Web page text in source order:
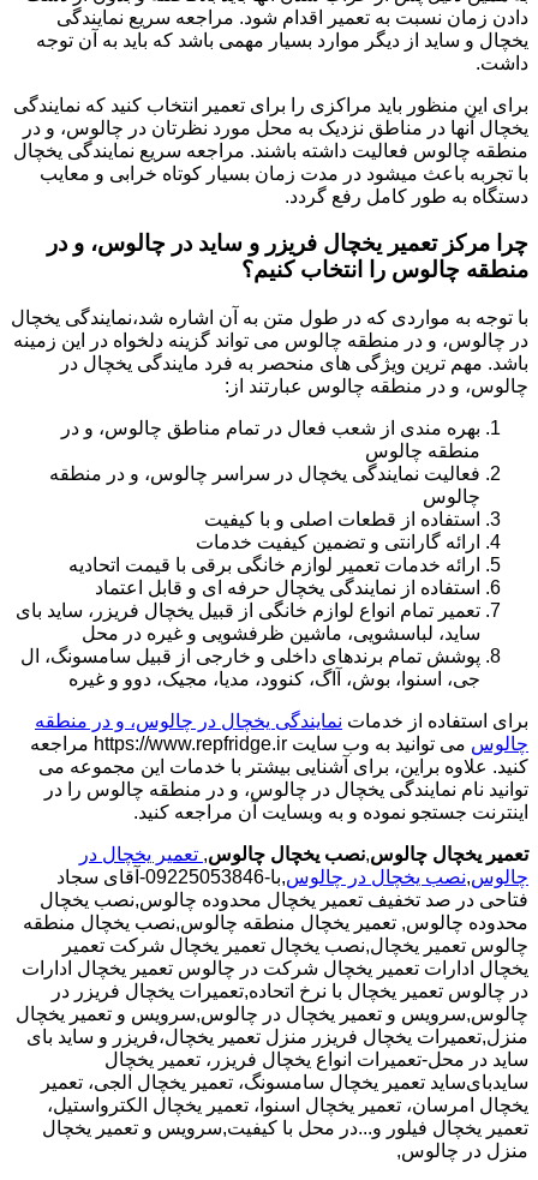
دادن زمان نسبت به تعمیر اقدام شود. مراجعه سریع نمایندگی
یخچال و ساید از دیگر موارد بسیار مهمی باشد که باید به آن توجه
داشت.
برای این منظور باید مراکزی را برای تعمیر انتخاب کنید که نمایندگی
یخچال آنها در مناطق نزدیک به محل مورد نظرتان در چالوس، و در
منطقه چالوس فعالیت داشته باشند. مراجعه سریع نمایندگی یخچال
با تجربه باعث میشود در مدت زمان بسیار کوتاه خرابی و معایب
دستگاه به طور کامل رفع گردد.
چرا مرکز تعمیر یخچال فریزر و ساید در چالوس، و در
منطقه چالوس را انتخاب کنیم؟
با توجه به مواردی که در طول متن به آن اشاره شد،نمایندگی یخچال
در چالوس، و در منطقه چالوس می تواند گزینه دلخواه در این زمینه
باشد. مهم ترین ویژگی های منحصر به فرد مایندگی یخچال در
چالوس، و در منطقه چالوس عبارتند از:
بهره مندی از شعب فعال در تمام مناطق چالوس، و در
منطقه چالوس
فعالیت نمایندگی یخچال در سراسر چالوس، و در منطقه
چالوس
استفاده از قطعات اصلی و با کیفیت
ارائه گارانتی و تضمین کیفیت خدمات
ارائه خدمات تعمیر لوازم خانگی برقی با قیمت اتحادیه
استفاده از نمایندگی یخچال حرفه ای و قابل اعتماد
تعمیر تمام انواع لوازم خانگی از قبیل یخچال فریزر، ساید بای
ساید، لباسشویی، ماشین ظرفشویی و غیره در محل
پوشش تمام برندهای داخلی و خارجی از قبیل سامسونگ، ال
جی، اسنوا، بوش، آاگ، کنوود، مدیا، مجیک، دوو و غیره
برای استفاده از خدمات نمایندگی یخچال در چالوس، و در منطقه
چالوس
می توانید به وب سایت https://www.repfridge.ir مراجعه
کنید. علاوه براین، برای آشنایی بیشتر با خدمات این مجموعه می
توانید نام نمایندگی یخچال در چالوس، و در منطقه چالوس را در
اینترنت جستجو نموده و به وبسایت آن مراجعه کنید.
تعمیر یخچال چالوس,نصب یخچال چالوس, تعمیر یخچال در
چالوس,نصب یخچال در چالوس
,با-09225053846-آقای سجاد
فتاحی در صد تخفیف تعمیر یخچال محدوده چالوس,نصب یخچال
محدوده چالوس, تعمیر یخچال منطقه چالوس,نصب یخچال منطقه
چالوس تعمیر یخچال,نصب یخچال تعمیر یخچال شرکت تعمیر
یخچال ادارات تعمیر یخچال شرکت در چالوس تعمیر یخچال ادارات
در چالوس تعمیر یخچال با نرخ اتحاده,تعمیرات یخچال فریزر در
چالوس,سرویس و تعمیر یخچال در چالوس,سرویس و تعمیر یخچال
منزل,تعمیرات یخچال فریزر منزل تعمیر یخچال،فریزر و ساید بای
ساید در محل-تعمیرات انواع یخچال فریزر، تعمیر یخچال
سایدبای‌ساید تعمیر یخچال سامسونگ، تعمیر یخچال الجی، تعمیر
یخچال امرسان، تعمیر یخچال اسنوا، تعمیر یخچال الکترواستیل،
تعمیر یخچال فیلور و...در محل با کیفیت,سرویس و تعمیر یخچال
منزل در چالوس,